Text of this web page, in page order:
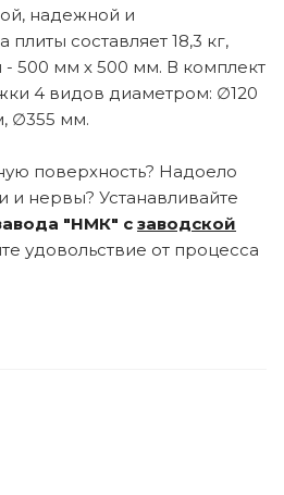
надежной и
составляет 18,3 кг,
500 мм х 500 мм. В комплект
4 видов диаметром: ∅120
∅355 мм.
поверхность? Надоело
и нервы? Устанавливайте
"НМК" с заводской
удовольствие от процесса